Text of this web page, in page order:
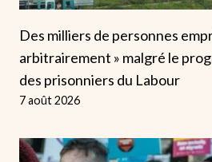
Des milliers de personnes
arbitrairement » malgré le
des prisonniers du Labour
7 août 2026